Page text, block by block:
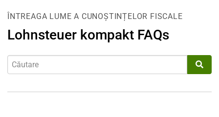
ÎNTREAGA LUME A CUNOȘTINȚELOR FISCALE
Lohnsteuer kompakt FAQs